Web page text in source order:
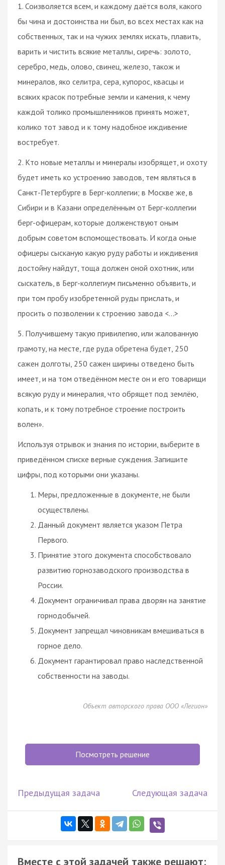
1. Соизволяется всем, и каждому даётся воля, какого
бы чина и достоинства ни был, во всех местах как на
собственных, так и на чужих землях искать, плавить,
варить и чистить всякие металлы, сиречь: золото,
серебро, медь, олово, свинец, железо, також и
минералов, яко селитра, сера, купорос, квасцы и
всяких красок потребные земли и камения, к чему
каждой толико промышленников принять может,
колико тот завод и к тому надобное иждивение
востребует.
2. Кто новые металлы и минералы изобрящет, и охоту
будет иметь ко устроению заводов, тем являться в
Санкт-Петербурге в Берг-коллегии; в Москве же, в
Сибири и в Казани определённым от Берг-коллегии
берг-офицерам, которые долженствуют оным
добрым советом вспомоществовать. И когда оные
офицеры сысканую какую руду работы и иждивения
достойну найдут, тоща должен оной охотник, или
сыскатель, в Берг-коллегиум письменно объявить, и
при том пробу изобретенной руды прислать, и
просить о позволении к строению завода <...>
5. Получившему такую привилегию, или жалованную
грамоту, на месте, где руда обретена будет, 250
сажен долготы, 250 сажен ширины отведено быть
имеет, и на том отведённом месте он и его товарищи
всякую руду и минералия, что обрящет под землёю,
копать, и к тому потребное строение построить
волен».
Используя отрывок и знания по истории, выберите в
приведённом списке верные суждения. Запишите
цифры, под которыми они указаны.
Меры, предложенные в документе, не были
осуществлены.
Данный документ является указом Петра
Первого.
Принятие этого документа способствовало
развитию горнозаводского производства в
России.
Документ ограничивал права дворян на занятие
горнодобычей.
Документ запрещал чиновникам вмешиваться в
горное дело.
Документ гарантировал право наследственной
собственности на заводы.
Объект авторского права ООО «Легион»
Посмотреть решение
Предыдущая задача Следующая задача
Вместе с этой задачей также решают: